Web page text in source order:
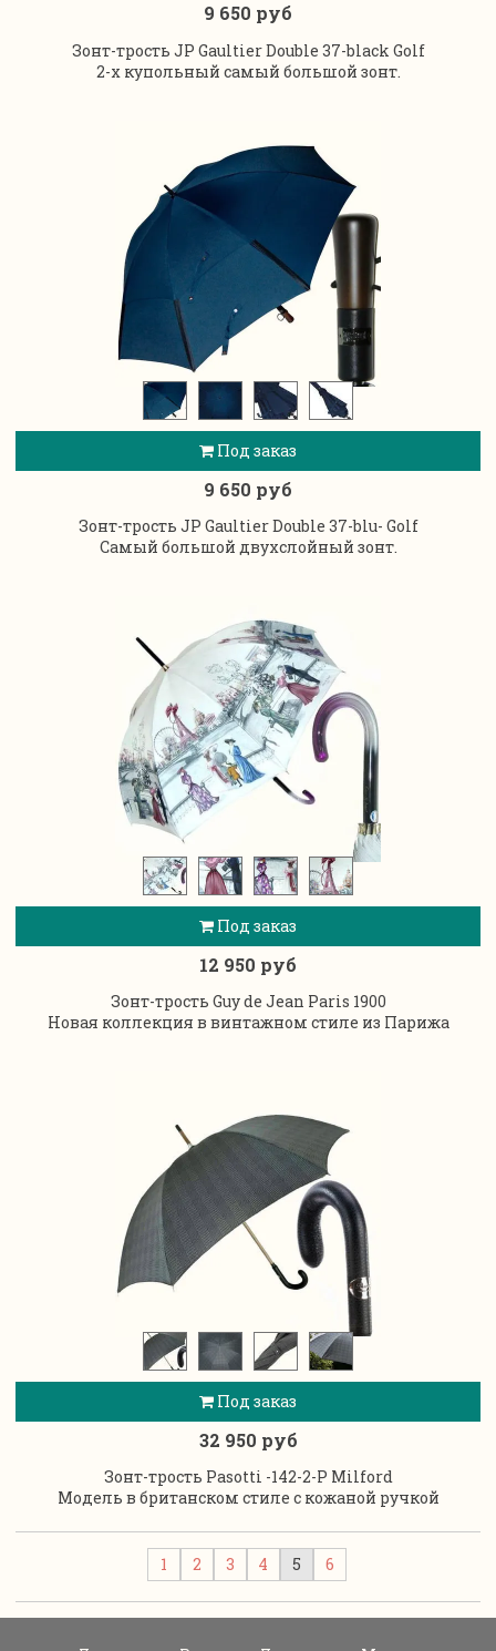
9 650 руб
Зонт-трость JP Gaultier Double 37-black Golf
2-х купольный самый большой зонт.
Под заказ
9 650 руб
Зонт-трость JP Gaultier Double 37-blu- Golf
Самый большой двухслойный зонт.
Под заказ
12 950 руб
Зонт-трость Guy de Jean Paris 1900
Новая коллекция в винтажном стиле из Парижа
Под заказ
32 950 руб
Зонт-трость Pasotti -142-2-P Milford
Модель в британском стиле с кожаной ручкой
1 2 3 4 5 6